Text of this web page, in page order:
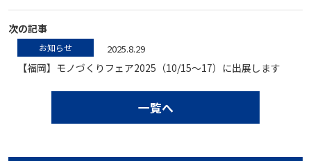
次の記事
お知らせ 2025.8.29
【福岡】モノづくりフェア2025（10/15～17）に出展します
一覧へ